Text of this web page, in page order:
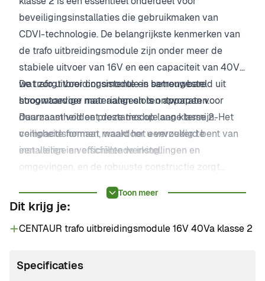
beveiligingsinstallaties die gebruikmaken van
CDVI-technologie. De belangrijkste kenmerken van
de trafo uitbreidingsmodule zijn onder meer de
stabiele uitvoer van 16V en een capaciteit van 40Va,
wat zorgt voor consistente en betrouwbare
stroomtoevoer naar aangesloten apparaten.
Daarnaast voldoet deze module aan klasse 2-
veiligheidsnormen, waardoor u verzekerd bent van
een veilige en efficiënte werking.
De trafo uitbreidingsmodule is samengesteld uit
hoogwaardige materialen en is ontworpen voor
duurzaamheid en prestaties op lange termijn. Het
compacte formaat maakt het eenvoudig te
installeren in verschillende instellingen en
omgevingen, en de robuuste constructie zorgt
gebruiksomstandigheden.
Toon meer
Dit krijg je:
CENTAUR trafo uitbreidingsmodule 16V 40Va klasse 2
Specificaties